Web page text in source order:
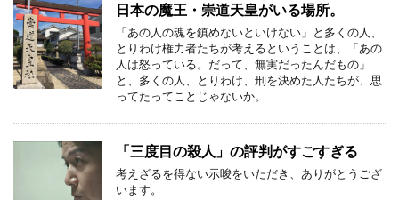
日本の魔王・崇道天皇がいる場所。
「あの人の魂を鎮めないといけない」と多くの人、
とりわけ権力者たちが考えるということは、「あの
人は怒っている。だって、無実だったんだもの」
と、多くの人、とりわけ、刑を決めた人たちが、思
ってたってことじゃないか。
「三度目の殺人」の評判がすごすぎる
考えざるを得ない示唆をいただき、ありがとうござ
います。